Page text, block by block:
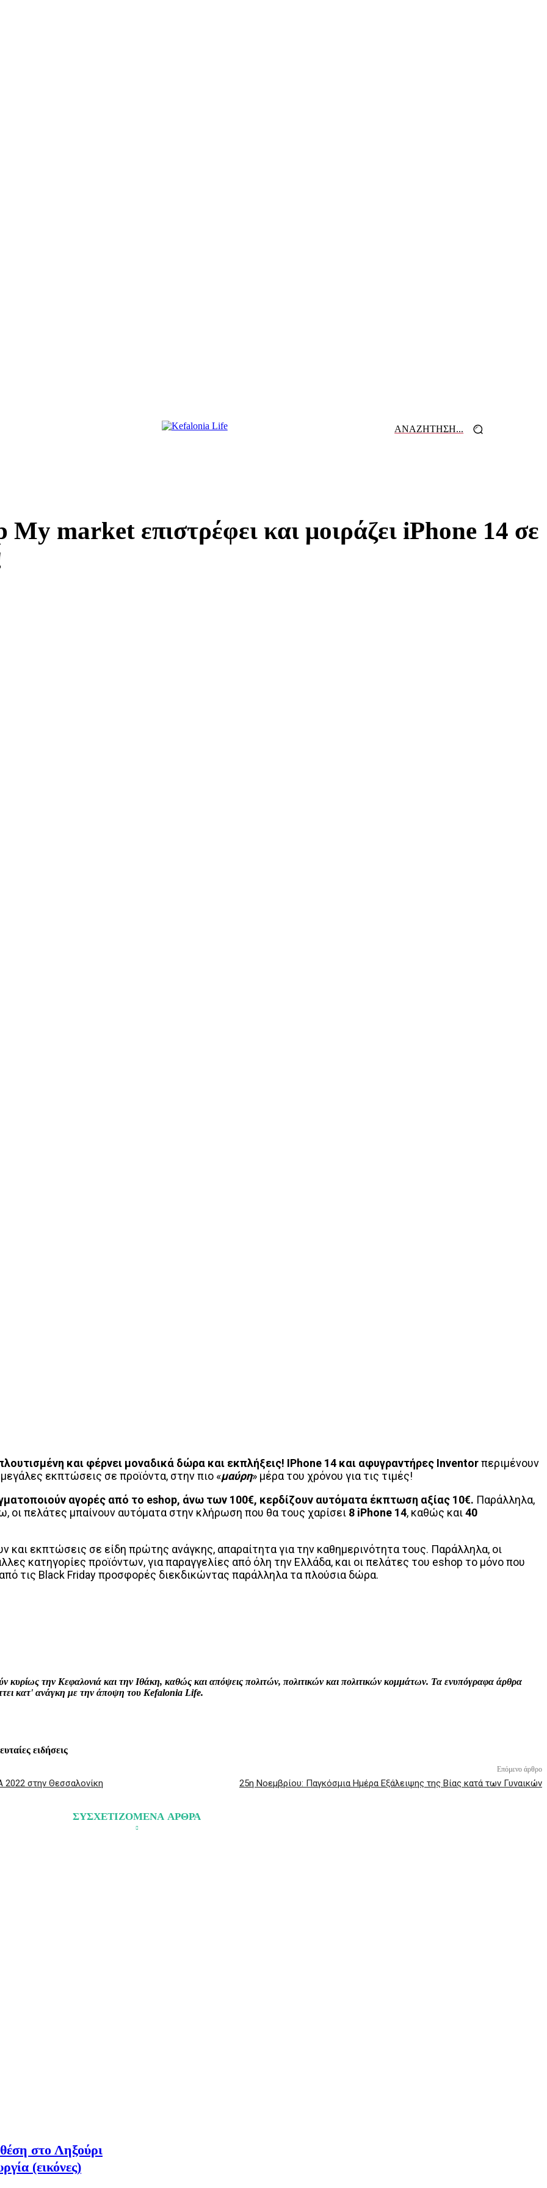
ΑΝΑΖΗΤΗΣΗ...
market επιστρέφει και μοιράζει iPhone 14 σε
και φέρνει μοναδικά δώρα και εκπλήξεις! IPhone 14 και αφυγραντήρες Inventorπεριμένουν
εκπτώσεις σε προϊόντα, στην πιο «μαύρη» μέρα του χρόνου για τις τιμές!
αγορές από το eshop, άνω των 100€, κερδίζουν αυτόματα έκπτωση αξίας 10€. Παράλληλα,
οι πελάτες μπαίνουν αυτόματα στην κλήρωση που θα τους χαρίσει 8 iPhone 14, καθώς και40
εκπτώσεις σε είδη πρώτης ανάγκης, απαραίτητα για την καθημερινότητα τους. Παράλληλα, οι
κατηγορίες προϊόντων, για παραγγελίες από όλη την Ελλάδα, και οι πελάτες του eshop το μόνο που
τις Black Friday προσφορές διεκδικώντας παράλληλα τα πλούσια δώρα.
κυρίως την Κεφαλονιά και την Ιθάκη, καθώς και απόψεις πολιτών, πολιτικών και πολιτικών κομμάτων. Τα ενυπόγραφα άρθρα
κατ' ανάγκη με την άποψη του Kefalonia Life.
ειδήσεις
2022 στην Θεσσαλονίκη
Επόμενο άρθρο
25η Νοεμβρίου: Παγκόσμια Ημέρα Εξάλειψης της Βίας κατά των Γυναικών
ΣΥΣΧΕΤΙΖΟΜΕΝΑ ΑΡΘΡΑ
στο Ληξούρι
(εικόνες)